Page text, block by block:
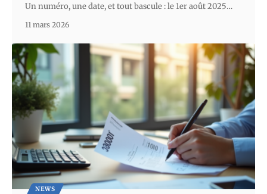
Un numéro, une date, et tout bascule : le 1er août 2025…
11 mars 2026
NEWS